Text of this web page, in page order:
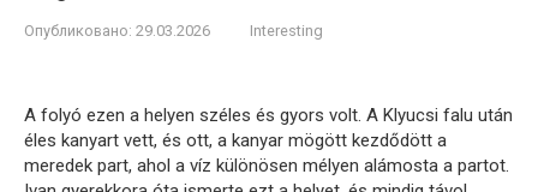
Опубликовано: 29.03.2026 Interesting
A folyó ezen a helyen széles és gyors volt. A Klyucsi falu után
éles kanyart vett, és ott, a kanyar mögött kezdődött a
meredek part, ahol a víz különösen mélyen alámosta a partot.